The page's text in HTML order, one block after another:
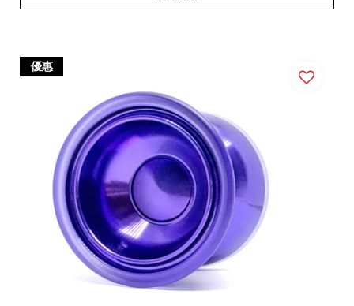
優惠